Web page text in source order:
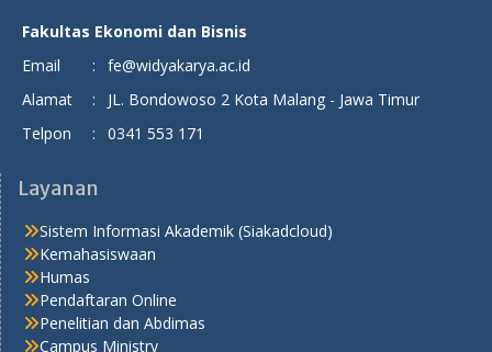
Fakultas Ekonomi dan Bisnis
Email
:
fe@widyakarya.ac.id
Alamat
:
JL. Bondowoso 2 Kota Malang - Jawa Timur
Telpon
: 0341 553 171
Layanan
Sistem Informasi Akademik (Siakadcloud)
Kemahasiswaan
Humas
Pendaftaran Online
Penelitian dan Abdimas
Campus Ministry